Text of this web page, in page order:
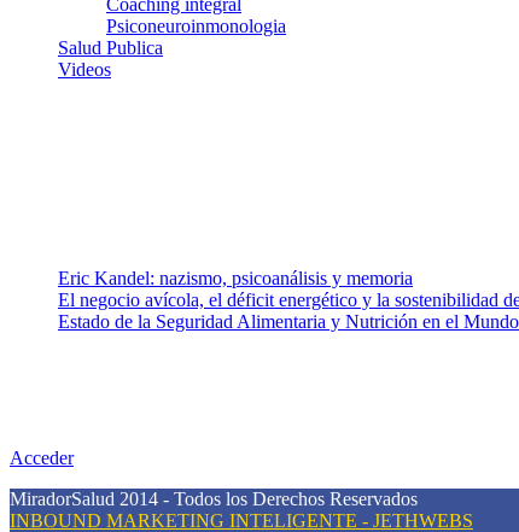
Coaching integral
Psiconeuroinmonologia
Salud Publica
Videos
Eric Kandel: nazismo, psicoanálisis y memoria
El negocio avícola, el déficit energético y la sostenibilidad
Estado de la Seguridad Alimentaria y Nutrición en el
Acceder
MiradorSalud 2014 - Todos los Derechos Reservados
INBOUND MARKETING INTELIGENTE - JETHWEBS